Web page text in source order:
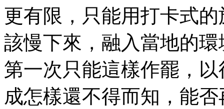
更有限，只能用打卡式
該慢下來，融入當地的
第一次只能這樣作罷，
成怎樣還不得而知，能